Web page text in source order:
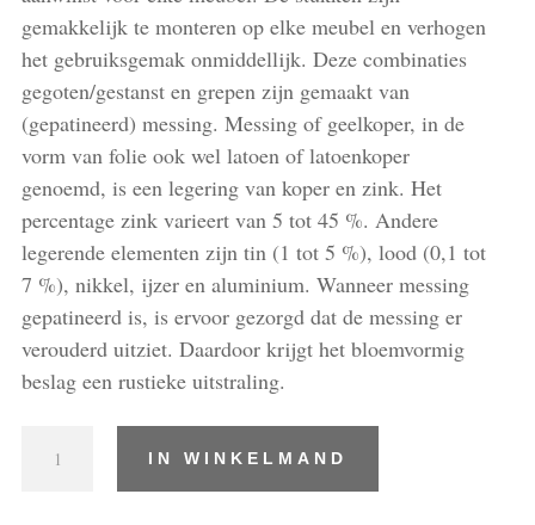
gemakkelijk te monteren op elke meubel en verhogen
het gebruiksgemak onmiddellijk. Deze combinaties
gegoten/gestanst en grepen zijn gemaakt van
(gepatineerd) messing. Messing of geelkoper, in de
vorm van folie ook wel latoen of latoenkoper
genoemd, is een legering van koper en zink. Het
percentage zink varieert van 5 tot 45 %. Andere
legerende elementen zijn tin (1 tot 5 %), lood (0,1 tot
7 %), nikkel, ijzer en aluminium. Wanneer messing
gepatineerd is, is ervoor gezorgd dat de messing er
verouderd uitziet. Daardoor krijgt het bloemvormig
beslag een rustieke uitstraling.
aantal
IN WINKELMAND